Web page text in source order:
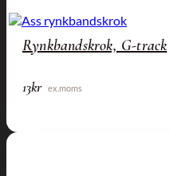
Rynkbandskrok, G-track
13kr ex.moms